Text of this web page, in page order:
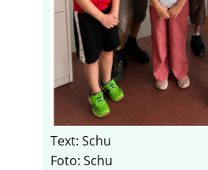
Text: Schu
Foto: Schu